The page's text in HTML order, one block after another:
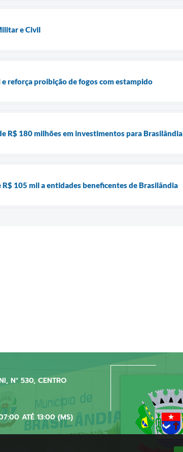
e Civil
reforça proibição de fogos com estampido
R$ 180 milhões em investimentos para Brasilândia
105 mil a entidades beneficentes de Brasilândia
N° 530, CENTRO
ATÉ 13:00 (MS)